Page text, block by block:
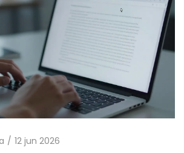
12 jun 2026